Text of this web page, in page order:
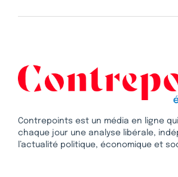
Contrepoints est un média en ligne
chaque jour une analyse libérale,
l’actualité politique, économique et